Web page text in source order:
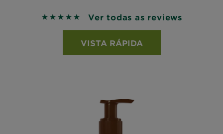
5 out of 5 stars based on reviews
Ver todas as reviews
VISTA RÁPIDA